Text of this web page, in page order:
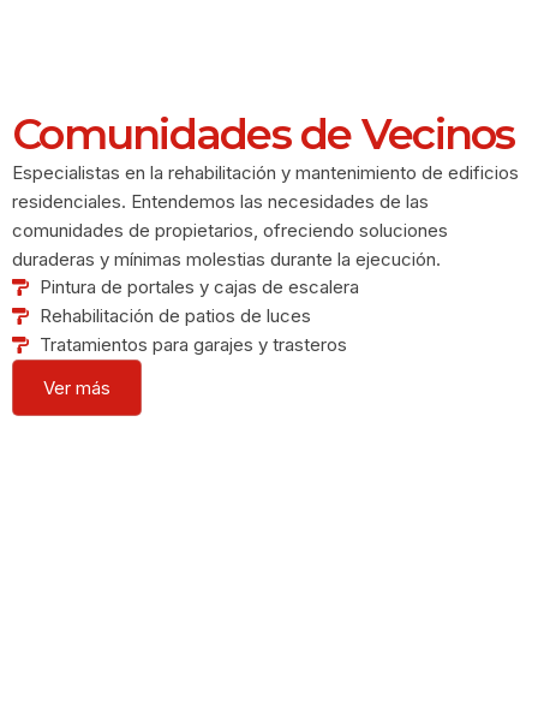
Comunidades de Vecinos
Especialistas en la rehabilitación y mantenimiento de edificios
residenciales. Entendemos las necesidades de las
comunidades de propietarios, ofreciendo soluciones
duraderas y mínimas molestias durante la ejecución.
Pintura de portales y cajas de escalera
Rehabilitación de patios de luces
Tratamientos para garajes y trasteros
Ver más